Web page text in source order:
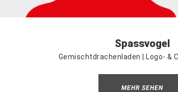
Spassvogel
Gemischtdrachenladen | ​​Logo- &
MEHR SEHEN